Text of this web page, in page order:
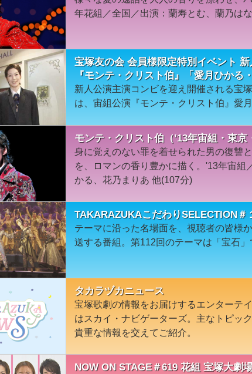
年花組／全国／出演：蘭寿とむ、蘭乃はな
宝塚友の会 会員様限定特別イベント
『モンテ・クリスト伯』「愛月ひかる
新人公演主演コンビを迎え開催される宝
は、宙組公演『モンテ・クリスト伯』愛
モンテ・クリスト伯（’13年宙組・東京
身に覚えのない罪を着せられた男の復讐
を、ロマンの香り豊かに描く。'13年宙組
かる、花乃まりあ 他(107分)
TAKARAZUKAこだわりSELECTION＃
テーマに沿った名場面を、視聴者の皆様
送する番組。第112回のテーマは「宝石」
タカラヅカニュース
宝塚歌劇の情報をお届けするエンターテ
はスカイ・ナビゲーターズ。主なトピッ
貴重な情報を交えてご紹介。
NOW ON STAGE＃619 花組 宝塚大劇